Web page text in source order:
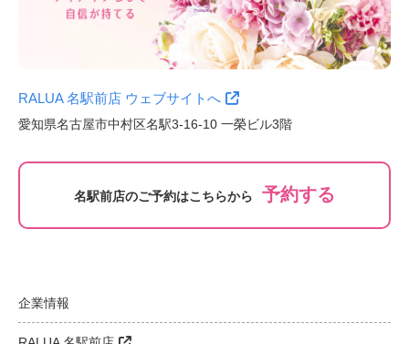
RALUA 名駅前店 ウェブサイトへ
愛知県名古屋市中村区名駅3-16-10 一榮ビル3階
名駅前店のご予約はこちらから 予約する
企業情報